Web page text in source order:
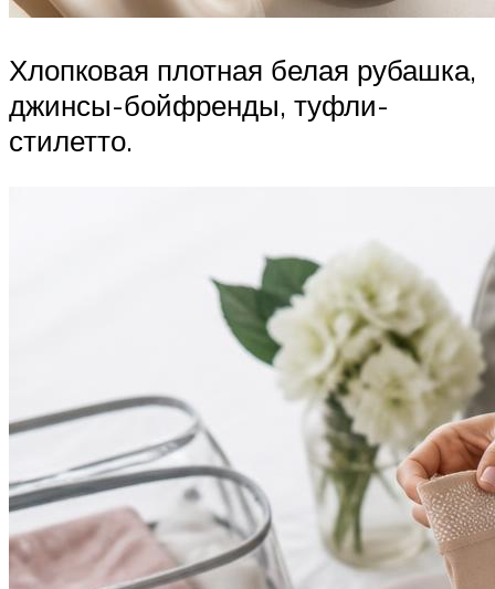
Хлопковая плотная белая рубашка,
джинсы-бойфренды, туфли-
стилетто.